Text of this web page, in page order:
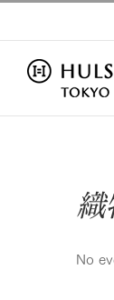
to
content
織
No